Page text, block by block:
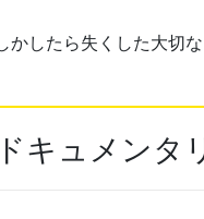
かしたら失くした大切
キュメンタ